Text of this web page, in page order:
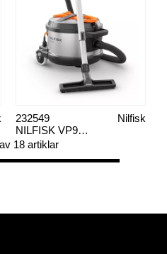
NILFISK VP930 PRO HEPA S2
Nilfisk
232549
18 artiklar